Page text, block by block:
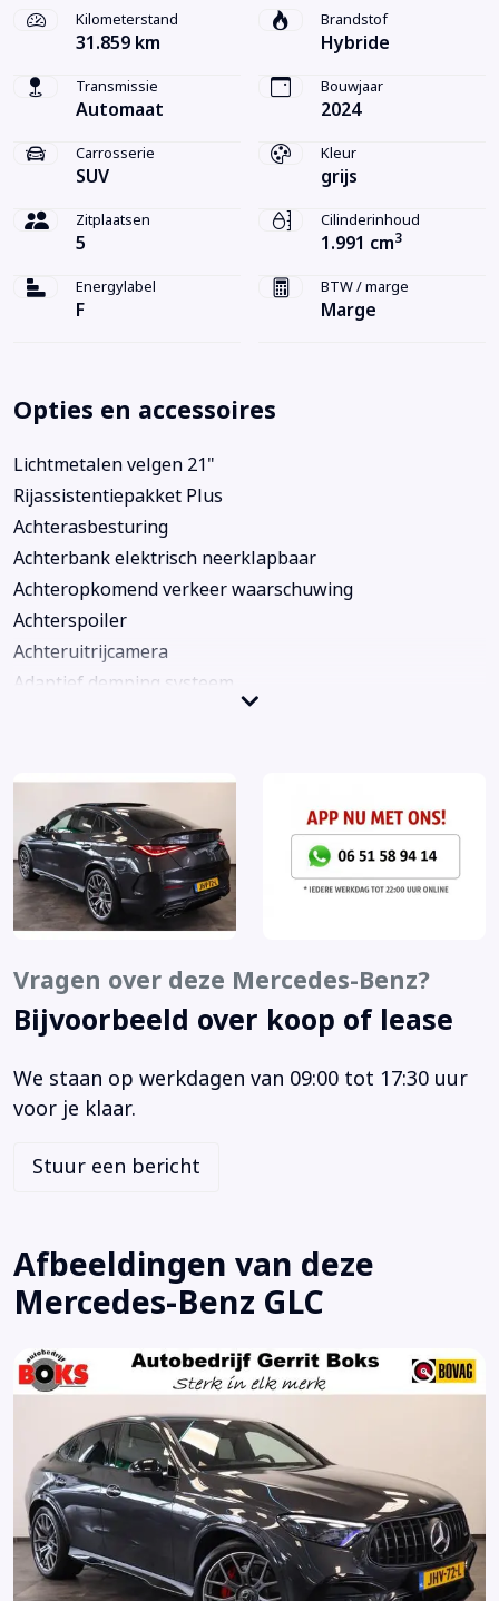
Kilometerstand
31.859 km
Brandstof
Hybride
Transmissie
Automaat
Bouwjaar
2024
Carrosserie
SUV
Kleur
grijs
Zitplaatsen
5
Cilinderinhoud
1.991 cm3
Energylabel
F
BTW / marge
Marge
Opties en accessoires
Lichtmetalen velgen 21"
Rijassistentiepakket Plus
Achterasbesturing
Achterbank elektrisch neerklapbaar
Achteropkomend verkeer waarschuwing
Achterspoiler
Achteruitrijcamera
Adaptief demping systeem
Airbag(s) knie
Airbag(s) side voor
Airbag bestuurder
Airbag passagier
Airco separaat achter
Alarmsysteem uitgebreid
Anti Blokkeer Systeem
Anti doorSlip Regeling
Armsteun achter
Armsteun voor
Automatische snelheidsbegrenzing ISA
Bandenspanningscontrolesysteem
Bestuurdersstoel in hoogte verstelbaar
Bluetooth
Bots herkenning systeem
Bots waarschuwing systeem
Buitenspiegel(s) automatisch dimmend
Buitenspiegels elektrisch inklapbaar
Buitenspiegels elektrisch verstel- en verwarmbaar
Buitenspiegels met verlichting
Centrale airbag voor
Vragen over deze Mercedes-Benz?
Bijvoorbeeld over koop of lease
We staan op werkdagen van 09:00 tot 17:30 uur
voor je klaar.
Stuur een bericht
Afbeeldingen van deze
Mercedes-Benz GLC